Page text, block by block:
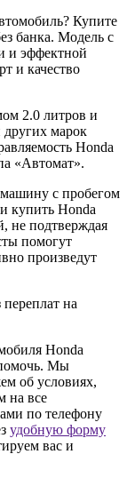
Купите
банка. Модель с
и эффектной
и качество
2.0 литров и
других марок
Honda
«Автомат».
машину с пробегом
купить Honda
не подтверждая
помогут
произведут
на
Honda
Мы
об условиях,
на все
по телефону
удобную форму
вас и